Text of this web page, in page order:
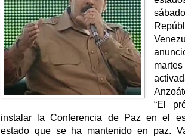
“El
instalar la Conferencia de Paz en el
estado que se ha mantenido en paz.